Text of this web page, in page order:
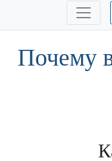
Почему